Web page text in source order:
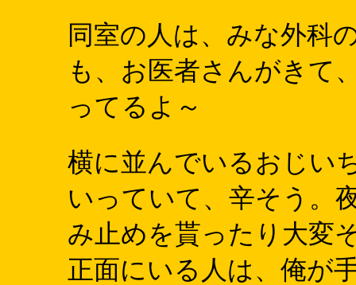
同室の人は、みな外科
も、お医者さんがきて
ってるよ～
横に並んでいるおじい
いっていて、辛そう。
み止めを貰ったり大変
正面にいる人は、俺が